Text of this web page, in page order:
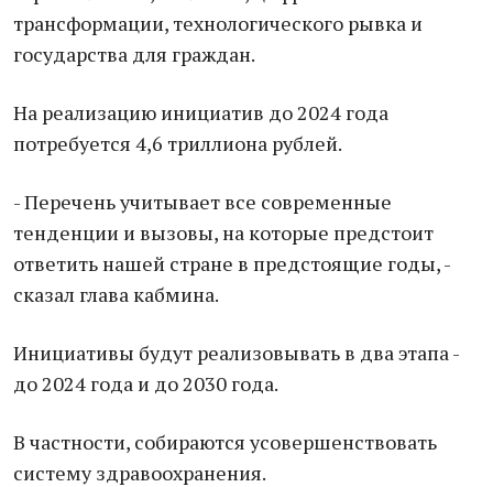
трансформации, технологического рывка и
государства для граждан.
На реализацию инициатив до 2024 года
потребуется 4,6 триллиона рублей.
- Перечень учитывает все современные
тенденции и вызовы, на которые предстоит
ответить нашей стране в предстоящие годы, -
сказал глава кабмина.
Инициативы будут реализовывать в два этапа -
до 2024 года и до 2030 года.
В частности, собираются усовершенствовать
систему здравоохранения.